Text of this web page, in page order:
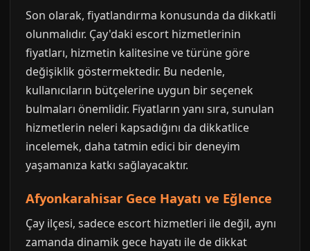
Son olarak, fiyatlandırma konusunda da dikkatli
olunmalıdır. Çay'daki escort hizmetlerinin
fiyatları, hizmetin kalitesine ve türüne göre
değişiklik göstermektedir. Bu nedenle,
kullanıcıların bütçelerine uygun bir seçenek
bulmaları önemlidir. Fiyatların yanı sıra, sunulan
hizmetlerin neleri kapsadığını da dikkatlice
incelemek, daha tatmin edici bir deneyim
yaşamanıza katkı sağlayacaktır.
Afyonkarahisar Gece Hayatı ve Eğlence
Çay ilçesi, sadece escort hizmetleri ile değil, aynı
zamanda dinamik gece hayatı ile de dikkat